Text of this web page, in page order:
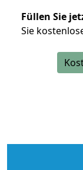
Füllen Sie
Sie